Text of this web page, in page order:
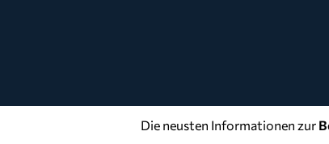
Die neusten Informationen zur